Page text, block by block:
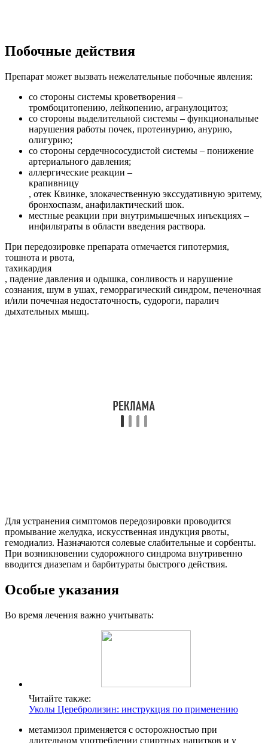
Побочные действия
Препарат может вызвать нежелательные побочные явления:
со стороны системы кроветворения –
тромбоцитопению, лейкопению, агранулоцитоз;
со стороны выделительной системы – функциональные
нарушения работы почек, протеинурию, анурию,
олигурию;
со стороны сердечнососудистой системы – понижение
артериального давления;
аллергические реакции –
крапивницу
, отек Квинке, злокачественную экссудативную эритему,
бронхоспазм, анафилактический шок.
местные реакции при внутримышечных инъекциях –
инфильтраты в области введения раствора.
При передозировке препарата отмечается гипотермия,
тошнота и рвота,
тахикардия
, падение давления и одышка, сонливость и нарушение
сознания, шум в ушах, геморрагический синдром, печеночная
и/или почечная недостаточность, судороги, паралич
дыхательных мышц.
Для устранения симптомов передозировки проводится
промывание желудка, искусственная индукция рвоты,
гемодиализ. Назначаются солевые слабительные и сорбенты.
При возникновении судорожного синдрома внутривенно
вводится диазепам и барбитураты быстрого действия.
Особые указания
Во время лечения важно учитывать:
Читайте также:
Уколы Церебролизин: инструкция по применению
метамизол применяется с осторожностью при
длительном употреблении спиртных напитков и у